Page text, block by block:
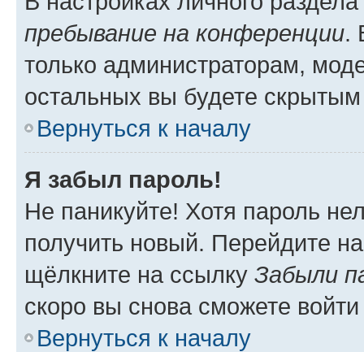
пребывание на конференции.
только администраторам,
остальных вы будете
Вернуться к началу
Я забыл пароль!
Не паникуйте! Хотя пароль
получить новый. Перейдите
щёлкните на ссылку Забыли
скоро вы снова сможете
Вернуться к началу